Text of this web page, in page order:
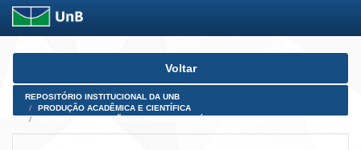
Skip
Voltar
REPOSITÓRIO INSTITUCIONAL DA UNB
PRODUÇÃO ACADÊMICA E CIENTÍFICA